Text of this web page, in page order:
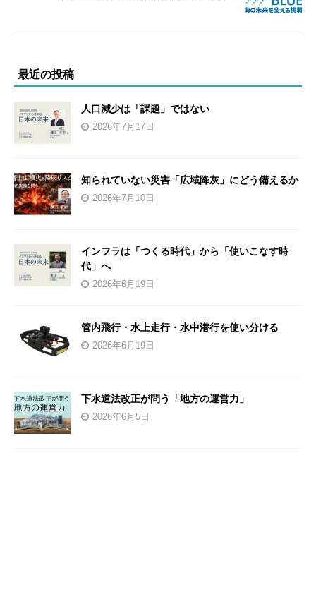
最近の投稿
人口減少は「課題」ではない
2026年7月17日
知られていない災害「広域降灰」にどう備えるか
2026年7月10日
インフラは「つくる時代」から「使いこなす時
代」へ
2026年6月19日
管内飛行・水上走行・水中潜行を使い分ける
2026年6月19日
下水道法改正が問う「地方の運営力」
2026年6月5日